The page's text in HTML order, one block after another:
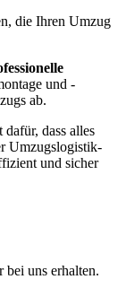
die Ihren Umzug
und -
ab.
dass alles
Umzugslogistik-
und sicher
bei uns erhalten.